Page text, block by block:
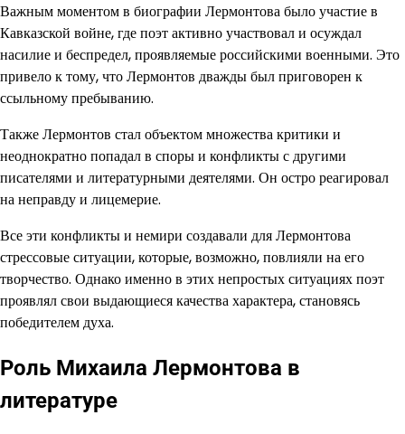
Важным моментом в биографии Лермонтова было участие в
Кавказской войне, где поэт активно участвовал и осуждал
насилие и беспредел, проявляемые российскими военными. Это
привело к тому, что Лермонтов дважды был приговорен к
ссыльному пребыванию.
Также Лермонтов стал объектом множества критики и
неоднократно попадал в споры и конфликты с другими
писателями и литературными деятелями. Он остро реагировал
на неправду и лицемерие.
Все эти конфликты и немири создавали для Лермонтова
стрессовые ситуации, которые, возможно, повлияли на его
творчество. Однако именно в этих непростых ситуациях поэт
проявлял свои выдающиеся качества характера, становясь
победителем духа.
Роль Михаила Лермонтова в
литературе